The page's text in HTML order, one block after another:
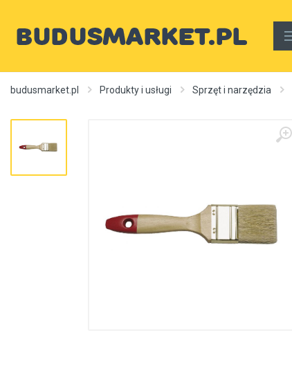
Materiały budowlane
budusmarket.pl Produkty i usługi Sprzęt i narzędzia